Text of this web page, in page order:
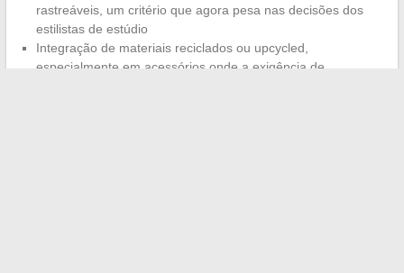
rastreáveis, um critério que agora pesa nas decisões dos
estilistas de estúdio
Integração de materiais reciclados ou upcycled,
especialmente em acessórios onde a exigência de